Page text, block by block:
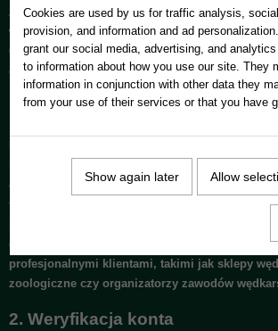
Zakupy w naszej hurtowni wędkarskiej online są
wygodne. Aby zapewnić najwyższy poziom
Ci dostęp do pełnej oferty, proces składania
od założenia konta. Oto, jak przebiega cały
Założenie konta
.
obowiązkowa, aby mieć dostęp do pełnej oferty
formularzu rejestracyjnym należy podać dane
ponieważ weryfikujemy wszystkie konta pod
gospodarczej, aby upewnić się, że
profesjonalnymi klientami, takimi jak sklepy
zoologiczne czy organizatorzy zawodów
2. Weryfikacja konta
Cookies are used by us for traffic analysis,
provision, and information and ad
grant our social media, advertising, and
to information about how you use our site. They
information in conjunction with other data they
from your use of their services or that you have
Show again later Allow